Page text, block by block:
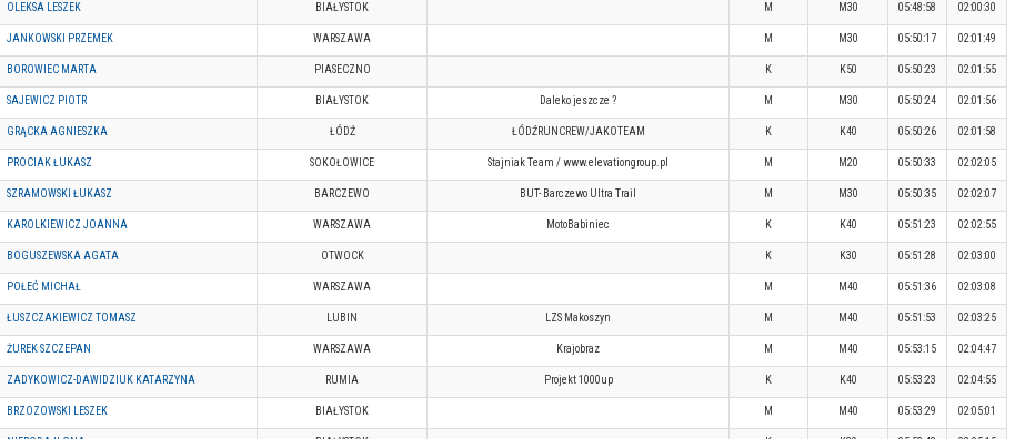
OLEKSA LESZEK BIAŁYSTOK M M30 05:48:58 02:00:30
JANKOWSKI PRZEMEK WARSZAWA M M30 05:50:17 02:01:49
BOROWIEC MARTA PIASECZNO K K50 05:50:23 02:01:55
SAJEWICZ PIOTR BIAŁYSTOK Daleko jeszcze ? M M30 05:50:24 02:01:56
GRĄCKA AGNIESZKA ŁÓDŹ ŁÓDŹRUNCREW/JAKOTEAM K K40 05:50:26 02:01:58
PROCIAK ŁUKASZ SOKOŁOWICE Stajniak Team / www.elevationgroup.pl M M20 05:50:33 02:02:05
SZRAMOWSKI ŁUKASZ BARCZEWO BUT- Barczewo Ultra Trail M M30 05:50:35 02:02:07
KAROLKIEWICZ JOANNA WARSZAWA MotoBabiniec K K40 05:51:23 02:02:55
BOGUSZEWSKA AGATA OTWOCK K K30 05:51:28 02:03:00
POŁEĆ MICHAŁ WARSZAWA M M40 05:51:36 02:03:08
ŁUSZCZAKIEWICZ TOMASZ LUBIN LZS Makoszyn M M40 05:51:53 02:03:25
ŻUREK SZCZEPAN WARSZAWA Krajobraz M M40 05:53:15 02:04:47
ZADYKOWICZ-DAWIDZIUK KATARZYNA RUMIA Projekt 1000up K K40 05:53:23 02:04:55
BRZOZOWSKI LESZEK BIAŁYSTOK M M40 05:53:29 02:05:01